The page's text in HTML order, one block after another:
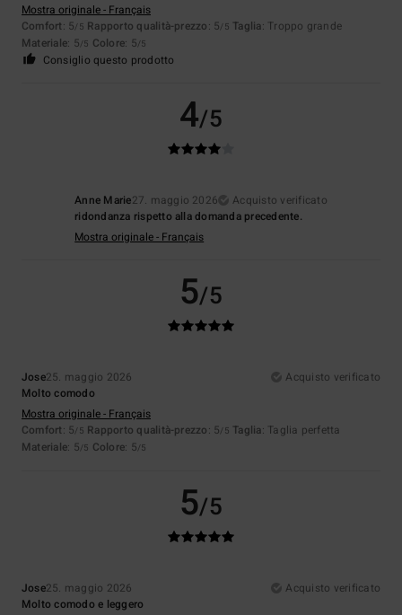
Mostra originale - Français
Comfort: 5/5 Rapporto qualità-prezzo: 5/5 Taglia: Troppo grande
Materiale: 5/5 Colore: 5/5
Consiglio questo prodotto
4/5
Anne Marie27. maggio 2026
Acquisto verificato
ridondanza rispetto alla domanda precedente.
Mostra originale - Français
5/5
Jose25. maggio 2026
Acquisto verificato
Molto comodo
Mostra originale - Français
Comfort: 5/5 Rapporto qualità-prezzo: 5/5 Taglia: Taglia perfetta
Materiale: 5/5 Colore: 5/5
5/5
Jose25. maggio 2026
Acquisto verificato
Molto comodo e leggero